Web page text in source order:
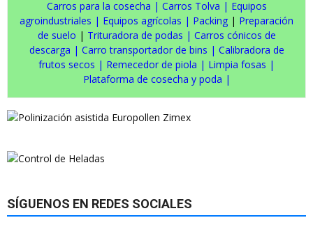
Carros para la cosecha | Carros Tolva | Equipos
agroindustriales | Equipos agrícolas | Packing | Preparación
de suelo | Trituradora de podas | Carros cónicos de
descarga | Carro transportador de bins | Calibradora de
frutos secos | Remecedor de piola | Limpia fosas |
Plataforma de cosecha y poda |
SÍGUENOS EN REDES SOCIALES